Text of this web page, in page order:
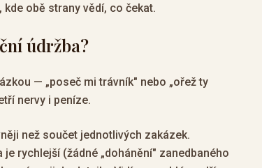
obě strany vědí, co čekat.
údržba?
— „poseč mi trávník" nebo „ořež ty
nervy i peníze.
než součet jednotlivých zakázek.
rychlejší (žádné „dohánění" zanedbaného